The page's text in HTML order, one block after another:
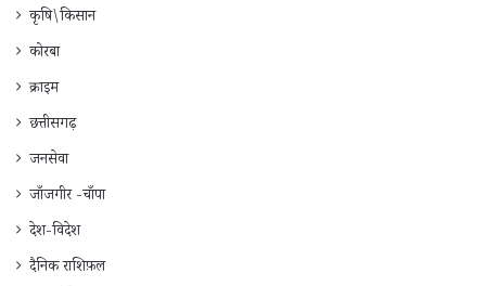
कृषि\किसान
कोरबा
क्राइम
छत्तीसगढ़
जनसेवा
जाँजगीर -चाँपा
देश-विदेश
दैनिक राशिफ़ल